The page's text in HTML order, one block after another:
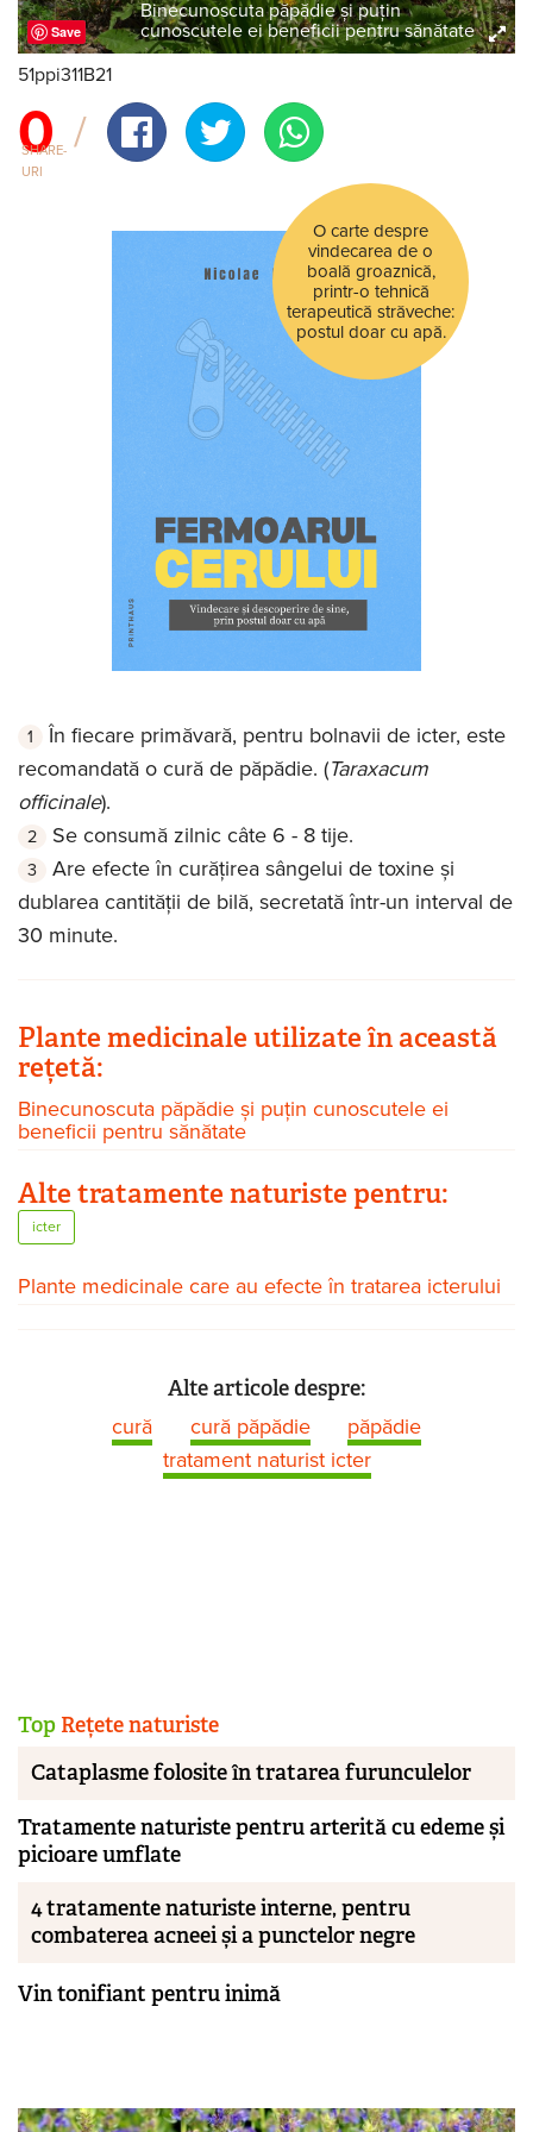
Save
Binecunoscuta păpădie și puțin
cunoscutele ei beneficii pentru sănătate
51ppi311B21
0
SHARE-
URI
O carte despre
vindecarea de o
boală groaznică,
printr-o tehnică
terapeutică străveche:
postul doar cu apă.
În fiecare primăvară, pentru bolnavii de icter, este
recomandată o cură de păpădie. (Taraxacum
officinale).
Se consumă zilnic câte 6 - 8 tije.
Are efecte în curățirea sângelui de toxine și
dublarea cantității de bilă, secretată într-un interval de
30 minute.
Plante medicinale utilizate în această
rețetă:
Binecunoscuta păpădie și puțin cunoscutele ei
beneficii pentru sănătate
Alte tratamente naturiste pentru:
icter
Plante medicinale care au efecte în tratarea icterului
Alte articole despre:
cură cură păpădie
păpădie
tratament naturist icter
Top Rețete naturiste
Cataplasme folosite în tratarea furunculelor
Tratamente naturiste pentru arterită cu edeme și
picioare umflate
4 tratamente naturiste interne, pentru
combaterea acneei și a punctelor negre
Vin tonifiant pentru inimă